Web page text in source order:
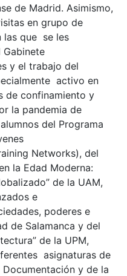
de Madrid. Asimismo,
en grupo de
las que se les
Gabinete
y el trabajo del
activo en
de confinamiento y
la pandemia de
del Programa
Networks), del
la Edad Moderna:
de la UAM,
e
poderes e
de Salamanca y del
de la UPM,
asignaturas de
y de la